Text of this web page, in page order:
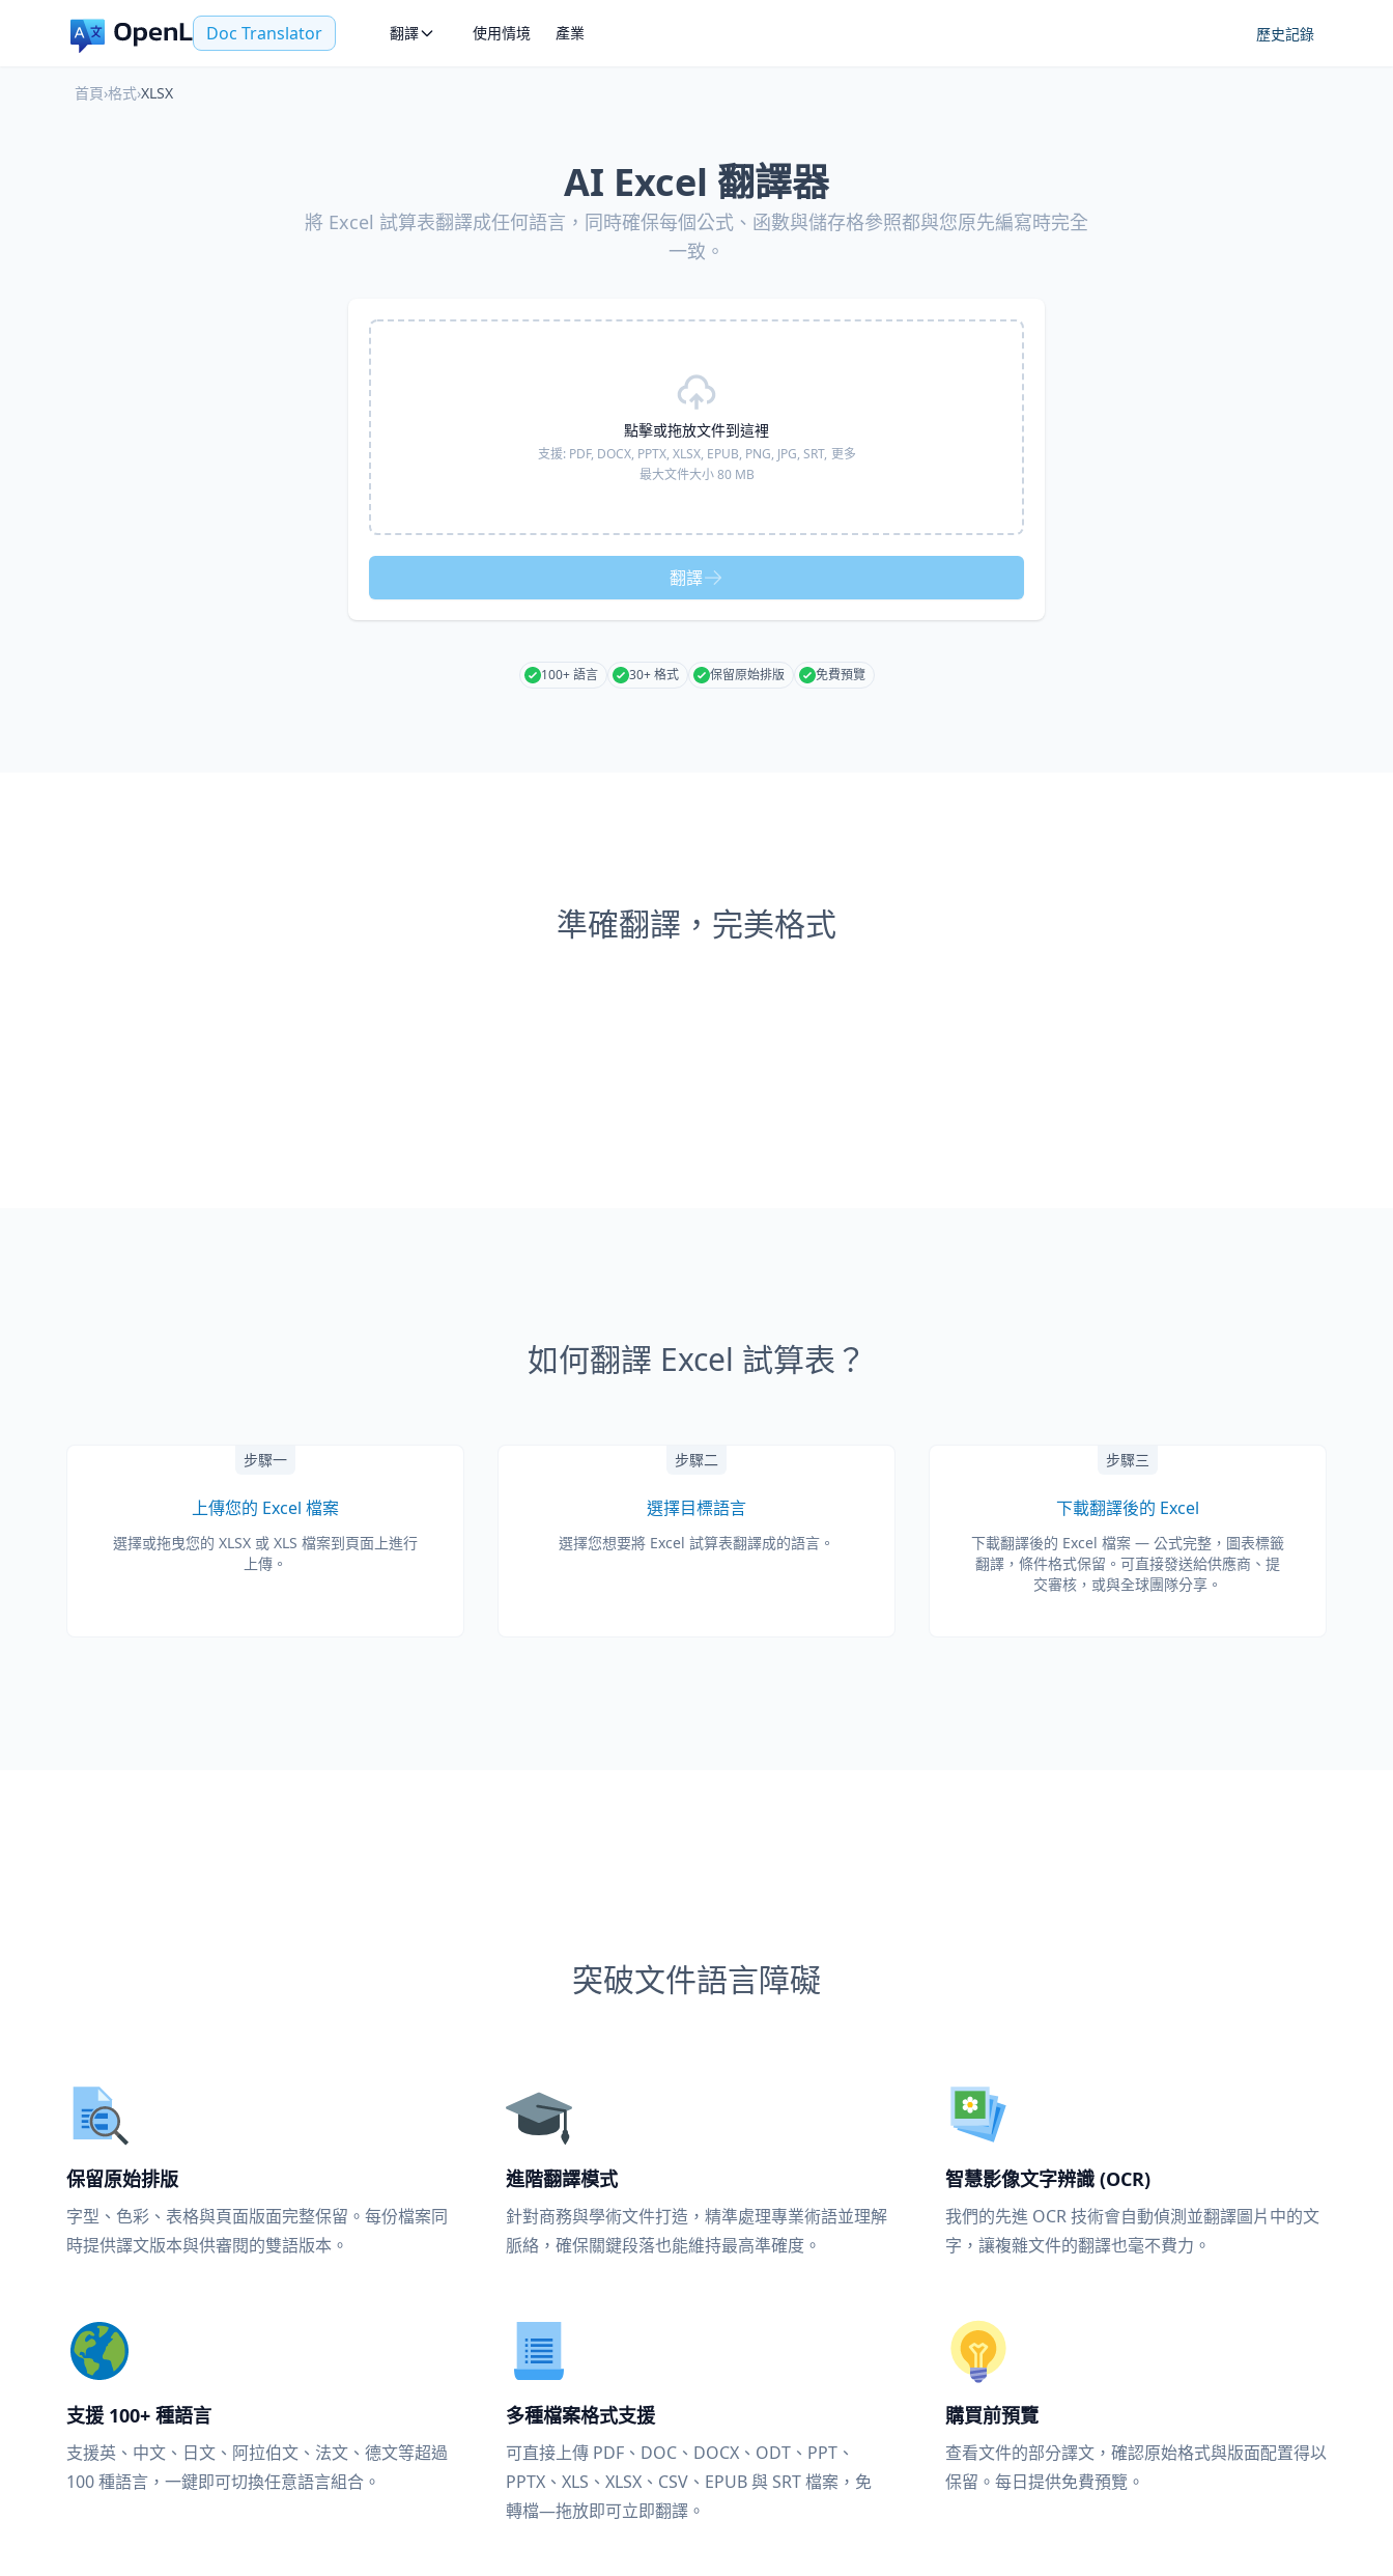
Doc Translator 翻譯 使用情境 產業 歷史記錄
首頁›格式›XLSX
AI Excel 翻譯器
將 Excel 試算表翻譯成任何語言，同時確保每個公式、函數與儲存格參照都與您原先編寫時完全
一致。
點擊或拖放文件到這裡
支援: PDF, DOCX, PPTX, XLSX, EPUB, PNG, JPG, SRT, 更多
最大文件大小 80 MB
翻譯
100+ 語言 30+ 格式 保留原始排版 免費預覽
準確翻譯，完美格式
如何翻譯 Excel 試算表？
步驟一
上傳您的 Excel 檔案
選擇或拖曳您的 XLSX 或 XLS 檔案到頁面上進行
上傳。
步驟二
選擇目標語言
選擇您想要將 Excel 試算表翻譯成的語言。
步驟三
下載翻譯後的 Excel
下載翻譯後的 Excel 檔案 — 公式完整，圖表標籤
翻譯，條件格式保留。可直接發送給供應商、提
交審核，或與全球團隊分享。
突破文件語言障礙
保留原始排版
字型、色彩、表格與頁面版面完整保留。每份檔案同
時提供譯文版本與供審閱的雙語版本。
進階翻譯模式
針對商務與學術文件打造，精準處理專業術語並理解
脈絡，確保關鍵段落也能維持最高準確度。
智慧影像文字辨識 (OCR)
我們的先進 OCR 技術會自動偵測並翻譯圖片中的文
字，讓複雜文件的翻譯也毫不費力。
支援 100+ 種語言
支援英、中文、日文、阿拉伯文、法文、德文等超過
100 種語言，一鍵即可切換任意語言組合。
多種檔案格式支援
可直接上傳 PDF、DOC、DOCX、ODT、PPT、
PPTX、XLS、XLSX、CSV、EPUB 與 SRT 檔案，免
轉檔—拖放即可立即翻譯。
購買前預覽
查看文件的部分譯文，確認原始格式與版面配置得以
保留。每日提供免費預覽。